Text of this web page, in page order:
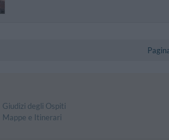
Giudizi degli Ospiti
Mappe e Itinerari